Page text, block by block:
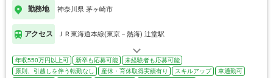
勤務地 神奈川県 茅ヶ崎市
アクセス ＪＲ東海道本線(東京－熱海) 辻堂駅
年収550万円以上可 新卒も応募可能
未経験者も応募可能
原則、引越しを伴う転勤なし
産休・育休取得実績有り スキルアップ
車通勤可